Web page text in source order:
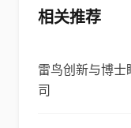
相关推荐
雷鸟创新与博
司